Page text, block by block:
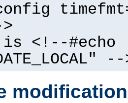
is <!--#echo
--